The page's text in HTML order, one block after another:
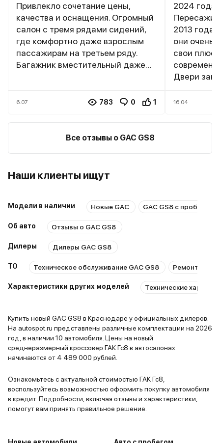
Привлекло сочетание цены,
качества и оснащения. Огромный
салон с тремя рядами сидений,
где комфортно даже взрослым
пассажирам на третьем ряду.
Багажник вместительный даже
обеспечивает уверенную
загрузке. Подвеска настроена
комфортно, неровности
сидений, продвинутая
смешанном цикле около 10
никаких серьезных проблем не
семейный автомобиль с
максимальным комфортом – GS8
6.07 783 0 1
2024 года.
2013 года.
они очень
свои плюсы: 1.
Двери
+ новый
3. Не
найти
доволен.
Качество
Огромная
16.04
Все отзывы о GAC GS8
Наши клиенты ищут
Модели в наличии Новые GAC GAC GS8 с пробегом
Об авто Отзывы о GAC GS8
Дилеры Дилеры GAC GS8
ТО Техническое обслуживание GAC GS8 Ремонт GAC
Характеристики других моделей Технические
Купить новый GAC GS8 в Краснодаре у официальных дилеров.
На autospot.ru представлены различные комплектации на 2026
год, в наличии 10 автомобиля. Цены на новый
среднеразмерный кроссовер ГАК Гс8 в автосалонах
начинаются от 4 489 000 рублей.
Ознакомьтесь с актуальной стоимостью ГАК Гс8,
воспользуйтесь возможностью оформить покупку автомобиля
в кредит. Подробности, включая отзывы и характеристики,
помогут вам принять правильное решение.